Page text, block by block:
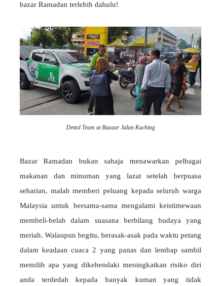
bazar Ramadan terlebih dahulu!
Dettol Team at Bazaar Jalan Kuching
Bazar Ramadan bukan sahaja menawarkan pelbagai
makanan dan minuman yang lazat setelah berpuasa
seharian, malah memberi peluang kepada seluruh warga
Malaysia untuk bersama-sama mengalami keistimewaan
membeli-belah dalam suasana berbilang budaya yang
meriah. Walaupun begitu, berasak-asak pada waktu petang
dalam keadaan cuaca 2 yang panas dan lembap sambil
memilih apa yang dikehendaki meningkatkan risiko diri
anda terdedah kepada banyak kuman yang tidak